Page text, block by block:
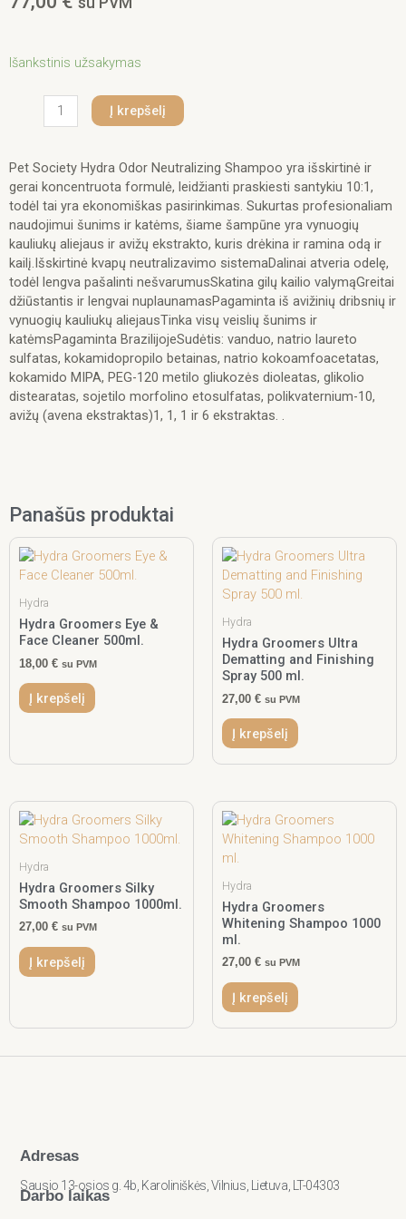
Išankstinis užsakymas
produkto
Groomers
Shampoo
5000
ml.
Į krepšelį
Pet Society Hydra Odor Neutralizing Shampoo yra išskirtinė ir
gerai koncentruota formulė, leidžianti praskiesti santykiu 10:1,
todėl tai yra ekonomiškas pasirinkimas. Sukurtas profesionaliam
naudojimui šunims ir katėms, šiame šampūne yra vynuogių
kauliukų aliejaus ir avižų ekstrakto, kuris drėkina ir ramina odą ir
kailį.Išskirtinė kvapų neutralizavimo sistemaDalinai atveria odelę,
todėl lengva pašalinti nešvarumusSkatina gilų kailio valymąGreitai
džiūstantis ir lengvai nuplaunamasPagaminta iš avižinių dribsnių ir
vynuogių kauliukų aliejausTinka visų veislių šunims ir
katėmsPagaminta BrazilijojeSudėtis: vanduo, natrio laureto
sulfatas, kokamidopropilo betainas, natrio kokoamfoacetatas,
kokamido MIPA, PEG-120 metilo gliukozės dioleatas, glikolio
distearatas, sojetilo morfolino etosulfatas, polikvaternium-10,
avižų (avena ekstraktas)1, 1, 1 ir 6 ekstraktas. .
Panašūs produktai
Hydra
Hydra Groomers Eye &
Face Cleaner 500ml.
18,00 € su PVM
Į krepšelį
Hydra
Hydra Groomers Ultra
Dematting and Finishing
Spray 500 ml.
27,00 € su PVM
Į krepšelį
Hydra
Hydra Groomers Silky
Smooth Shampoo 1000ml.
27,00 € su PVM
Į krepšelį
Hydra
Hydra Groomers
Whitening Shampoo 1000
ml.
27,00 € su PVM
Į krepšelį
Adresas
Sausio 13-osios g. 4b, Karoliniškės, Vilnius, Lietuva, LT-04303
Darbo laikas